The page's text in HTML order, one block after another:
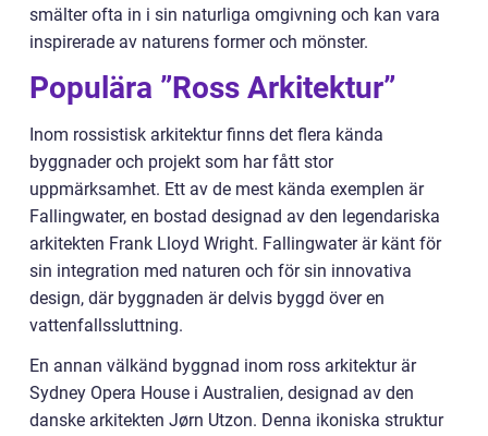
smälter ofta in i sin naturliga omgivning och kan vara
inspirerade av naturens former och mönster.
Populära ”Ross Arkitektur”
Inom rossistisk arkitektur finns det flera kända
byggnader och projekt som har fått stor
uppmärksamhet. Ett av de mest kända exemplen är
Fallingwater, en bostad designad av den legendariska
arkitekten Frank Lloyd Wright. Fallingwater är känt för
sin integration med naturen och för sin innovativa
design, där byggnaden är delvis byggd över en
vattenfallssluttning.
En annan välkänd byggnad inom ross arkitektur är
Sydney Opera House i Australien, designad av den
danske arkitekten Jørn Utzon. Denna ikoniska struktur